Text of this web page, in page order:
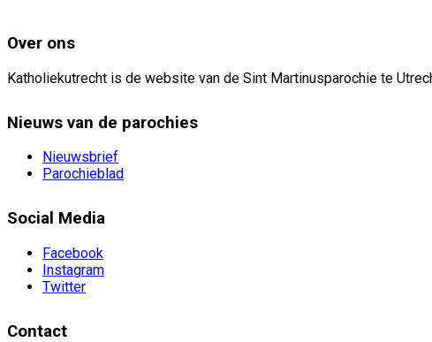
Over ons
Katholiekutrecht is de website van de Sint Martinusparochie te
Nieuws van de parochies
Nieuwsbrief
Parochieblad
Social Media
Facebook
Instagram
Twitter
Contact